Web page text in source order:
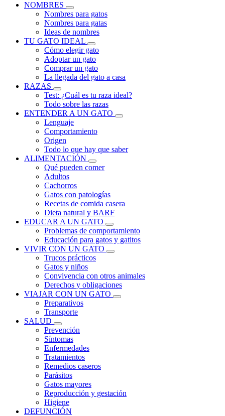
NOMBRES
Nombres para gatos
Nombres para gatas
Ideas de nombres
TU GATO IDEAL
Cómo elegir gato
Adoptar un gato
Comprar un gato
La llegada del gato a casa
RAZAS
Test: ¿Cuál es tu raza ideal?
Todo sobre las razas
ENTENDER A UN GATO
Lenguaje
Comportamiento
Origen
Todo lo que hay que saber
ALIMENTACIÓN
Qué pueden comer
Adultos
Cachorros
Gatos con patologías
Recetas de comida casera
Dieta natural y BARF
EDUCAR A UN GATO
Problemas de comportamiento
Educación para gatos y gatitos
VIVIR CON UN GATO
Trucos prácticos
Gatos y niños
Convivencia con otros animales
Derechos y obligaciones
VIAJAR CON UN GATO
Preparativos
Transporte
SALUD
Prevención
Síntomas
Enfermedades
Tratamientos
Remedios caseros
Parásitos
Gatos mayores
Reproducción y gestación
Higiene
DEFUNCIÓN